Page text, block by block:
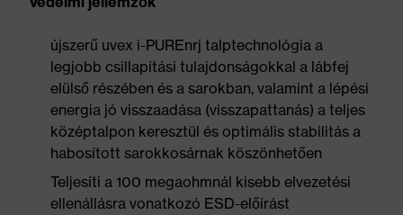
újszerű uvex i-PUREnrj talptechnológia a
legjobb csillapítási tulajdonságokkal a lábfej
elülső részében és a sarokban, valamint a lépési
energia jó visszaadása (visszapattanás) a teljes
középtalpon keresztül és optimális stabilitás a
habosított sarokkosárnak köszönhetően
Teljesíti a 100 megaohmnál kisebb elvezetési
ellenállásra vonatkozó ESD-előírást